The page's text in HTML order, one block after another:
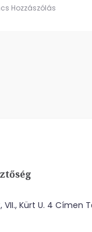
Hozzászólás
Kürt U. 4 Címen